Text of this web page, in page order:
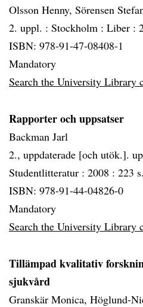
Olsson Henny, Sörensen
2. uppl. : Stockholm : Liber :
ISBN: 978-91-47-08408-1
Mandatory
Search the University Library
Rapporter och uppsatser
Backman Jarl
2., uppdaterade [och utök.].
Studentlitteratur : 2008 : 223
ISBN: 978-91-44-04826-0
Mandatory
Search the University Library
Tillämpad kvalitativ
sjukvård
Granskär Monica, Höglund-